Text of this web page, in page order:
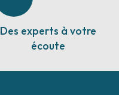
Des experts à votre
écoute